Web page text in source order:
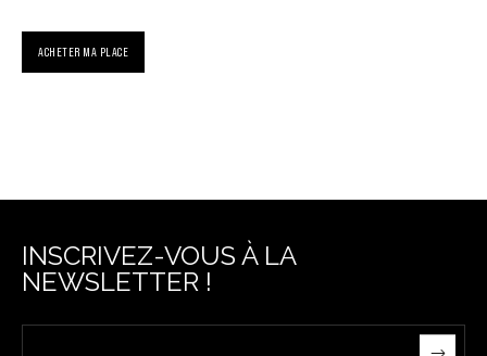
ACHETER MA PLACE
INSCRIVEZ-VOUS À LA
NEWSLETTER !